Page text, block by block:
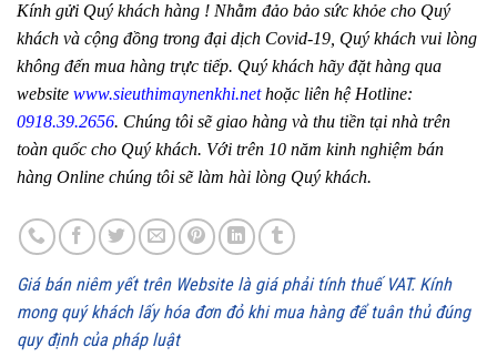
Kính gửi Quý khách hàng ! Nhằm đảo bảo sức khỏe cho Quý
khách và cộng đồng trong đại dịch Covid-19, Quý khách vui lòng
không đến mua hàng trực tiếp. Quý khách hãy đặt hàng qua
website www.sieuthimaynenkhi.nethoặc liên hệ Hotline:
0918.39.2656. Chúng tôi sẽ giao hàng và thu tiền tại nhà trên
toàn quốc cho Quý khách. Với trên 10 năm kinh nghiệm bán
hàng Online chúng tôi sẽ làm hài lòng Quý khách.
Giá bán niêm yết trên Website là giá phải tính thuế VAT. Kính
mong quý khách lấy hóa đơn đỏ khi mua hàng để tuân thủ đúng
quy định của pháp luật